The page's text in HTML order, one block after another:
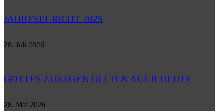
JAHRESBERICHT 2025
28. Juli 2026
GOTTES ZUSAGEN GELTEN AUCH HEUTE
28. Mai 2026